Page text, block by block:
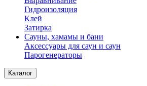
Гидроизоляция
Клей
Затирка
Сауны, хамамы и бани
Аксессуары для саун и саун
Парогенераторы
Каталог